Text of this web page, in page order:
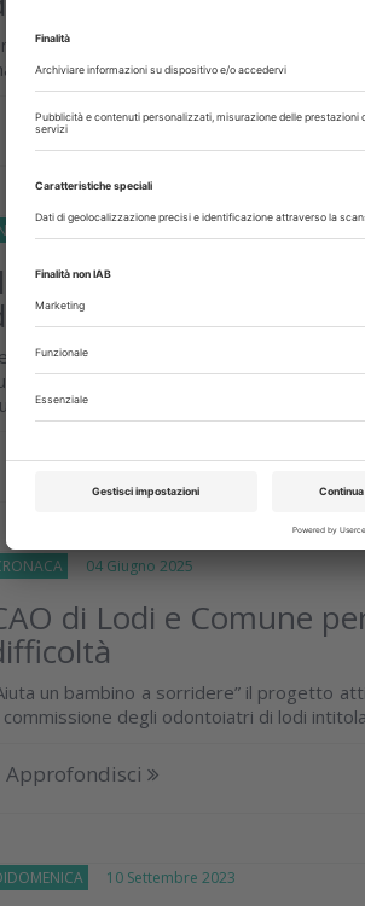
di Fondazione ANDI ETS e
e dei loro bambini. Ecco come i
Approfondisci
6% dei cittadini europei
insoddisfatte,
cause sono prevalentemente
insoddisfatte tocca in media il 4.6%
a rischio...
Approfondisci
04 Giugno 2025
di Lodi e Comune
un bambino a sorridere” il progetto
commissione degli odontoiatri di lodi
Approfondisci
10 Settembre 2023